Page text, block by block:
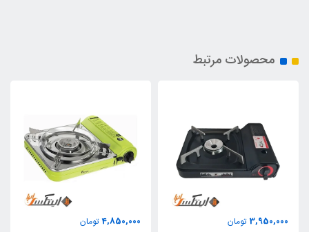
محصولات مرتبط
3,950,000 تومان
4,850,000 تومان